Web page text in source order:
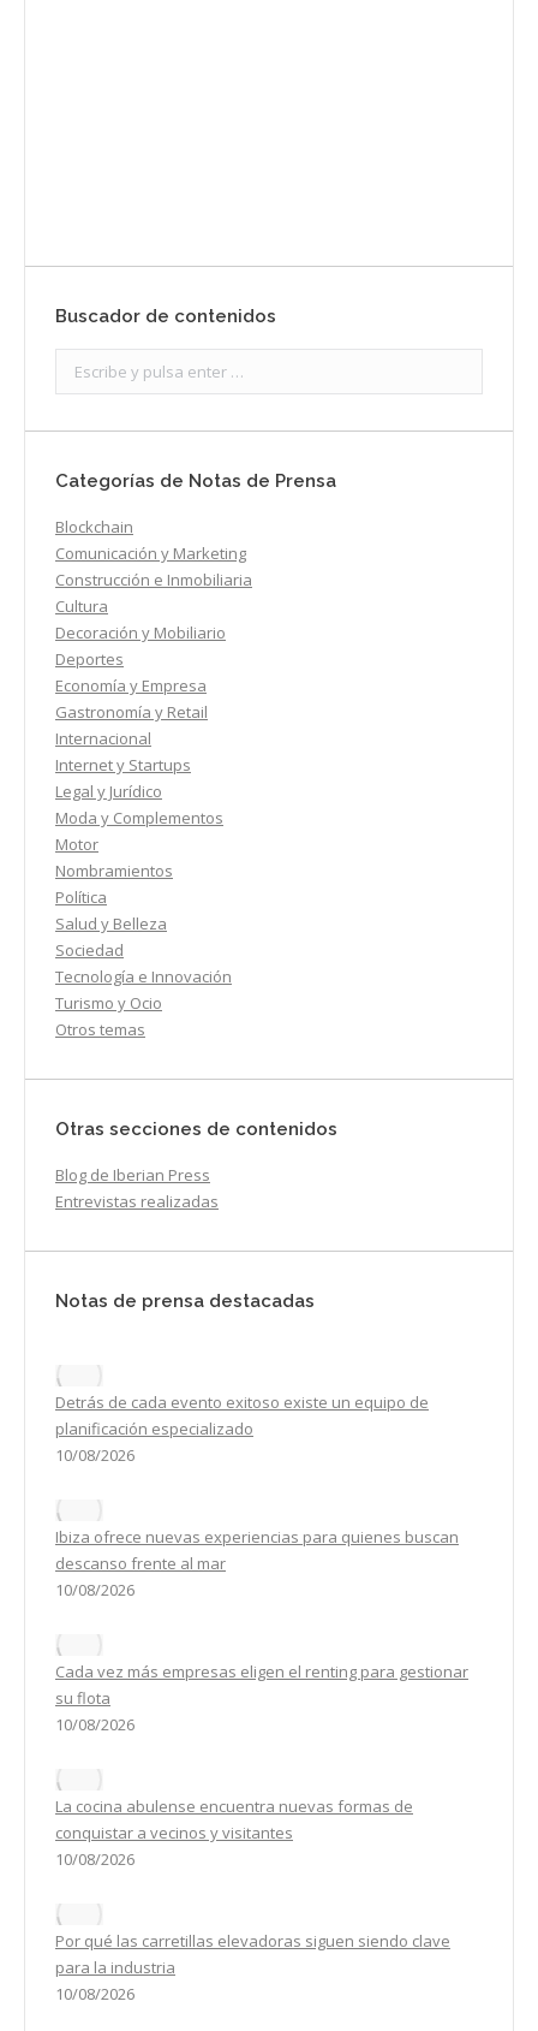
Buscador de contenidos
Categorías de Notas de Prensa
Blockchain
Comunicación y Marketing
Construcción e Inmobiliaria
Cultura
Decoración y Mobiliario
Deportes
Economía y Empresa
Gastronomía y Retail
Internacional
Internet y Startups
Legal y Jurídico
Moda y Complementos
Motor
Nombramientos
Política
Salud y Belleza
Sociedad
Tecnología e Innovación
Turismo y Ocio
Otros temas
Otras secciones de contenidos
Blog de Iberian Press
Entrevistas realizadas
Notas de prensa destacadas
Detrás de cada evento exitoso existe un equipo de
planificación especializado
10/08/2026
Ibiza ofrece nuevas experiencias para quienes buscan
descanso frente al mar
10/08/2026
Cada vez más empresas eligen el renting para gestionar
su flota
10/08/2026
La cocina abulense encuentra nuevas formas de
conquistar a vecinos y visitantes
10/08/2026
Por qué las carretillas elevadoras siguen siendo clave
para la industria
10/08/2026